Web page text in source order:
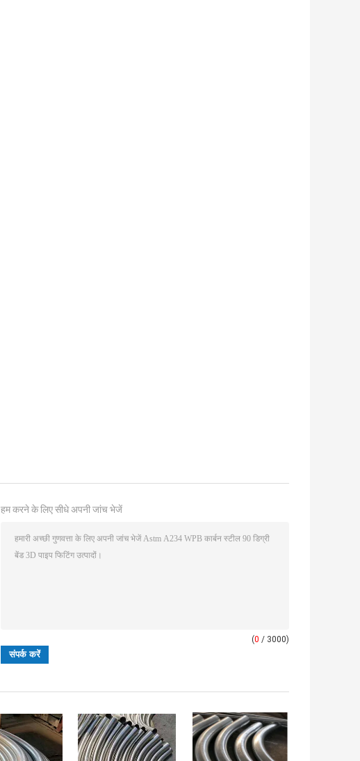
हम करने के लिए सीधे अपनी जांच भेजें
(0 / 3000)